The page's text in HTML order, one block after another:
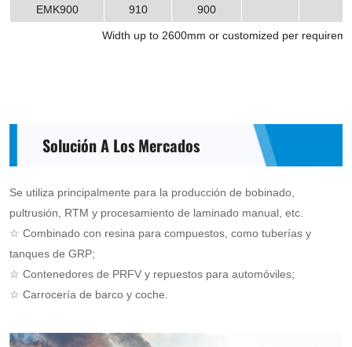
EMK900 910 900
Width up to 2600mm or customized per
Solución A Los Mercados
Se utiliza principalmente para la producción de bobinado,
pultrusión, RTM y procesamiento de laminado manual, etc.
☆ Combinado con resina para compuestos, como tuberías y
tanques de GRP;
☆ Contenedores de PRFV y repuestos para automóviles;
☆ Carrocería de barco y coche.